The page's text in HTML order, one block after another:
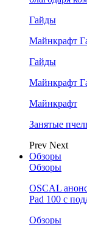
Гайды
Майнкрафт
Гайды
Майнкрафт
Майнкрафт
Занятые
Prev Next
Обзоры
Обзоры
OSCAL
Pad 100 с
Обзоры